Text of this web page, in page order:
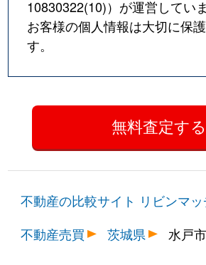
10830322(10)）が運営してい
お客様の個人情報は大切に保
す。
不動産の比較サイト リビンマッ
不動産売買
茨城県 水戸市